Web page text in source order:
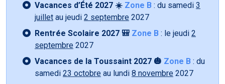
Vacances d’Été 2027 ☀️ Zone B : du samedi 3
juillet au jeudi 2 septembre 2027
Rentrée Scolaire 2027 🎒 Zone B : le jeudi 2
septembre 2027
Vacances de la Toussaint 2027 🎃 Zone B : du
samedi 23 octobre au lundi 8 novembre 2027